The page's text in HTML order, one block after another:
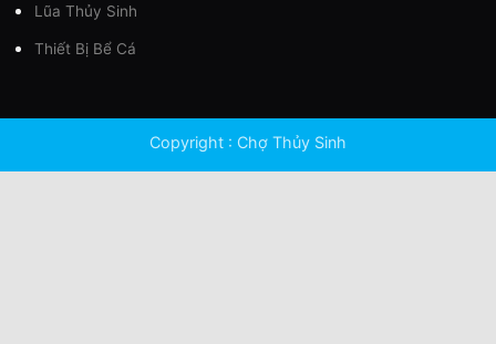
Lũa Thủy Sinh
Thiết Bị Bể Cá
Copyright : Chợ Thủy Sinh